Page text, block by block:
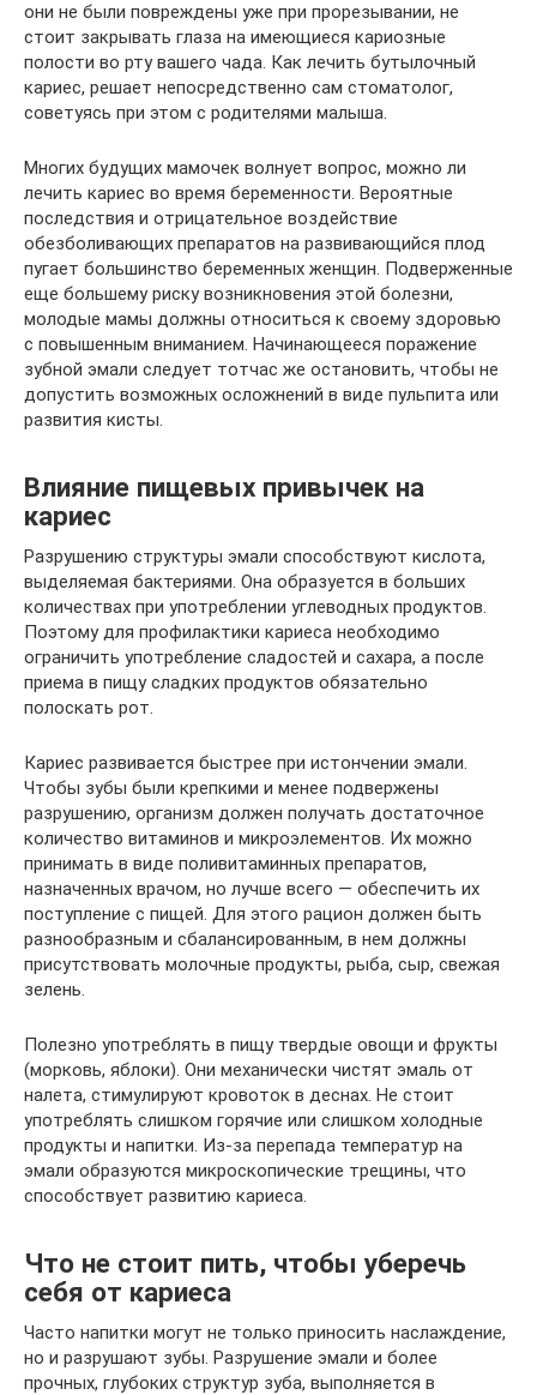
они не были повреждены уже при прорезывании, не
стоит закрывать глаза на имеющиеся кариозные
полости во рту вашего чада. Как лечить бутылочный
кариес, решает непосредственно сам стоматолог,
советуясь при этом с родителями малыша.
Многих будущих мамочек волнует вопрос, можно ли
лечить кариес во время беременности. Вероятные
последствия и отрицательное воздействие
обезболивающих препаратов на развивающийся плод
пугает большинство беременных женщин. Подверженные
еще большему риску возникновения этой болезни,
молодые мамы должны относиться к своему здоровью
с повышенным вниманием. Начинающееся поражение
зубной эмали следует тотчас же остановить, чтобы не
допустить возможных осложнений в виде пульпита или
развития кисты.
Влияние пищевых привычек на
кариес
Разрушению структуры эмали способствуют кислота,
выделяемая бактериями. Она образуется в больших
количествах при употреблении углеводных продуктов.
Поэтому для профилактики кариеса необходимо
ограничить употребление сладостей и сахара, а после
приема в пищу сладких продуктов обязательно
полоскать рот.
Кариес развивается быстрее при истончении эмали.
Чтобы зубы были крепкими и менее подвержены
разрушению, организм должен получать достаточное
количество витаминов и микроэлементов. Их можно
принимать в виде поливитаминных препаратов,
назначенных врачом, но лучше всего — обеспечить их
поступление с пищей. Для этого рацион должен быть
разнообразным и сбалансированным, в нем должны
присутствовать молочные продукты, рыба, сыр, свежая
зелень.
Полезно употреблять в пищу твердые овощи и фрукты
(морковь, яблоки). Они механически чистят эмаль от
налета, стимулируют кровоток в деснах. Не стоит
употреблять слишком горячие или слишком холодные
продукты и напитки. Из-за перепада температур на
эмали образуются микроскопические трещины, что
способствует развитию кариеса.
Что не стоит пить, чтобы уберечь
себя от кариеса
Часто напитки могут не только приносить наслаждение,
но и разрушают зубы. Разрушение эмали и более
прочных, глубоких структур зуба, выполняется в